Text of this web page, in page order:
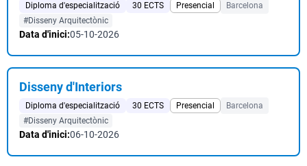
Diploma d'especialització 30 ECTS Presencial
Barcelona
#Disseny Arquitectònic
Data d'inici:05-10-2026
Disseny d'Interiors
Diploma d'especialització 30 ECTS Presencial
Barcelona
#Disseny Arquitectònic
Data d'inici:06-10-2026